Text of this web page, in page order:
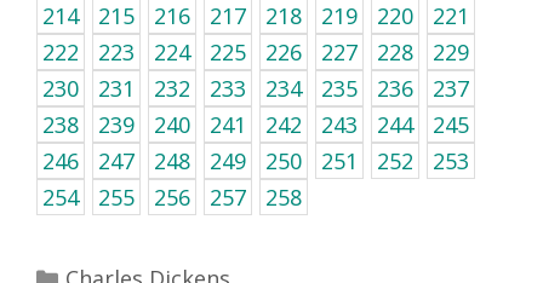
214
215 216 217 218 219 220
221
222
223 224 225 226 227 228
229
230
231 232 233 234 235 236
237
238
239 240 241 242 243 244
245
246
247 248 249 250 251 252
253
254
255 256 257 258
Kategorien